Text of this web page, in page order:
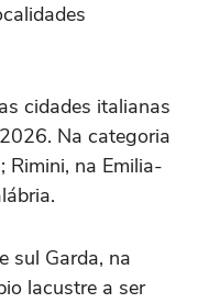
cidades italianas
Na categoria
Rimini, na Emilia-
sul Garda, na
lacustre a ser